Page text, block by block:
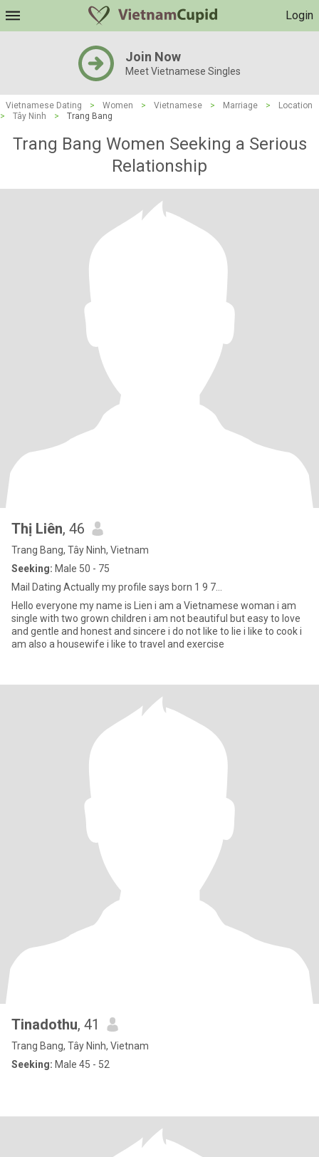
Login
Join Now
Meet Vietnamese Singles
Vietnamese Dating > Women > Vietnamese > Marriage >
Location
>
Tây Ninh > Trang Bang
Trang Bang Women Seeking a Serious
Relationship
Thị Liên, 46
Trang Bang, Tây Ninh, Vietnam
Seeking: Male 50 - 75
Mail Dating Actually my profile says born 1 9 7...
Hello everyone my name is Lien i am a Vietnamese woman i am
single with two grown children i am not beautiful but easy to love
and gentle and honest and sincere i do not like to lie i like to cook i
am also a housewife i like to travel and exercise
Tinadothu, 41
Trang Bang, Tây Ninh, Vietnam
Seeking: Male 45 - 52